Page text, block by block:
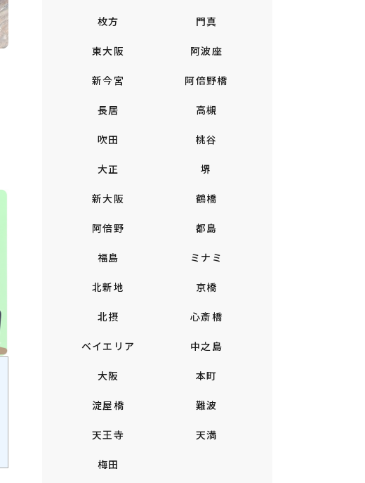
枚方 門真
東大阪 阿波座
新今宮 阿倍野橋
長居 高槻
吹田 桃谷
大正 堺
新大阪 鶴橋
阿倍野 都島
福島 ミナミ
北新地 京橋
北摂 心斎橋
ベイエリア 中之島
大阪 本町
淀屋橋 難波
天王寺 天満
梅田